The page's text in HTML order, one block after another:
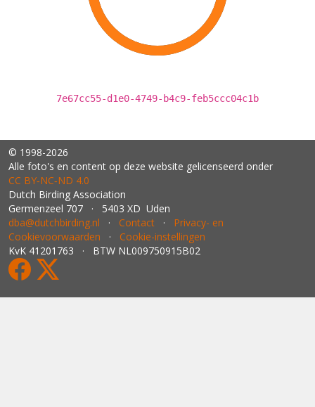
7e67cc55-d1e0-4749-b4c9-feb5ccc04c1b
© 1998-2026
Alle foto's en content op deze website gelicenseerd onder
CC BY‑NC‑ND 4.0
Dutch Birding Association
Germenzeel 707 · 5403 XD Uden
dba@dutchbirding.nl · Contact · Privacy- en
Cookievoorwaarden · Cookie-instellingen
KvK 41201763 · BTW NL009750915B02